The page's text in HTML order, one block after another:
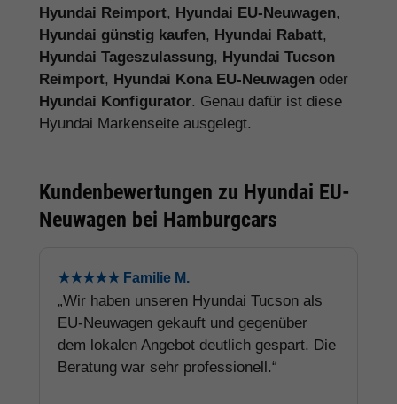
Hyundai Reimport, Hyundai EU-Neuwagen,
Hyundai günstig kaufen, Hyundai Rabatt,
Hyundai Tageszulassung, Hyundai Tucson
Reimport, Hyundai Kona EU-Neuwagen oder
Hyundai Konfigurator. Genau dafür ist diese
Hyundai Markenseite ausgelegt.
Kundenbewertungen zu Hyundai EU-
Neuwagen bei Hamburgcars
★★★★★ Familie M.
„Wir haben unseren Hyundai Tucson als
EU-Neuwagen gekauft und gegenüber
dem lokalen Angebot deutlich gespart. Die
Beratung war sehr professionell.“